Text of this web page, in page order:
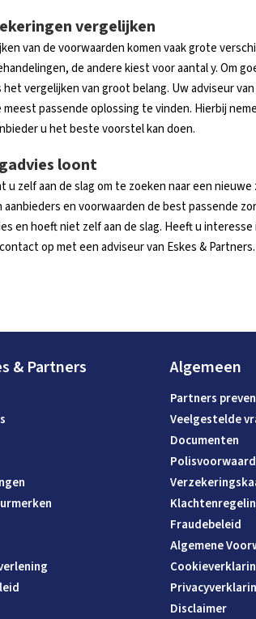
vergelijken
van de voorwaarden komen vaak grote
de andere kiest voor aantal y. Om
vergelijken van groot belang. Uw adviseur
meest passende oplossing te vinden. Hierbij
u het beste voorstel kan doen.
loont
u zelf aan de slag om te zoeken naar een
aanbieders en voorwaarden de best passende
en hoeft niet zelf aan de slag. Heeft u
op met een adviseur van Eskes & Partners.
& Partners Algemeen
Partners
Veelgestelde
Documenten
Fraudebeleid
Algemene
Disclaimer